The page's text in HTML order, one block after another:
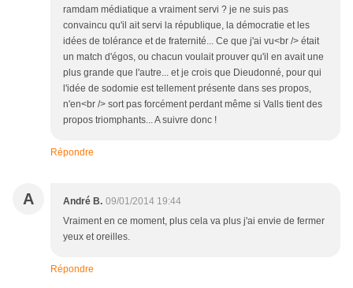
ramdam médiatique a vraiment servi ? je ne suis pas
convaincu qu'il ait servi la république, la démocratie et les
idées de tolérance et de fraternité... Ce que j'ai vu<br /> était
un match d'égos, ou chacun voulait prouver qu'il en avait une
plus grande que l'autre... et je crois que Dieudonné, pour qui
l'idée de sodomie est tellement présente dans ses propos,
n'en<br /> sort pas forcément perdant même si Valls tient des
propos triomphants... A suivre donc !
Répondre
A André B. 09/01/2014 19:44
Vraiment en ce moment, plus cela va plus j'ai envie de fermer
yeux et oreilles.
Répondre